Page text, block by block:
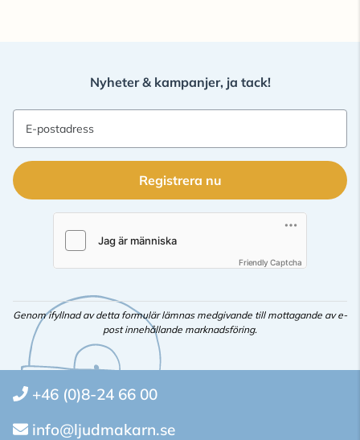
Nyheter & kampanjer, ja tack!
E-postadress
Registrera nu
Friendly Captcha
Genom ifyllnad av detta formulär lämnas medgivande till mottagande av e-
post innehållande marknadsföring.
+46 (0)8-24 66 00
info@ljudmakarn.se